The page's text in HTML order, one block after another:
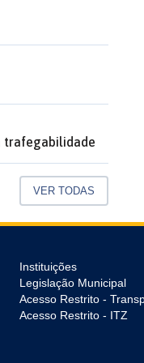
trafegabilidade
VER TODAS
Instituições
Legislação Municipal
Acesso Restrito -
Acesso Restrito - ITZ